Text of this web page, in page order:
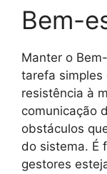
Bem-
Manter o
tarefa simples
resistência à
comunicação
obstáculos
do sistema. É
gestores